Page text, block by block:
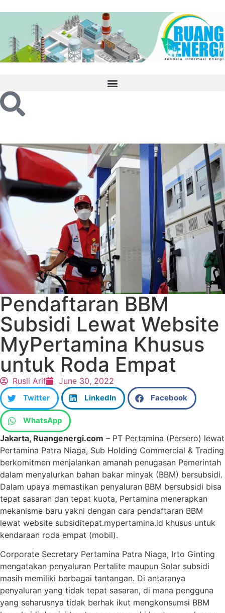
Pendaftaran BBM
Subsidi Lewat Website
MyPertamina Khusus
untuk Roda Empat
Rusli Arif June 30, 2022
Twitter LinkedIn Facebook
WhatsApp
Jakarta, Ruangenergi.com – PT Pertamina (Persero) lewat
Pertamina Patra Niaga, Sub Holding Commercial & Trading
berkomitmen menjalankan amanah penugasan Pemerintah
dalam menyalurkan bahan bakar minyak (BBM) bersubsidi.
Dalam upaya memastikan penyaluran BBM bersubsidi bisa
tepat sasaran dan tepat kuota, Pertamina menerapkan
mekanisme baru yakni dengan cara pendaftaran BBM
lewat website subsiditepat.mypertamina.id khusus untuk
kendaraan roda empat (mobil).
Corporate Secretary Pertamina Patra Niaga, Irto Ginting
mengatakan penyaluran Pertalite maupun Solar subsidi
masih memiliki berbagai tantangan. Di antaranya
penyaluran yang tidak tepat sasaran, di mana pengguna
yang seharusnya tidak berhak ikut mengkonsumsi BBM